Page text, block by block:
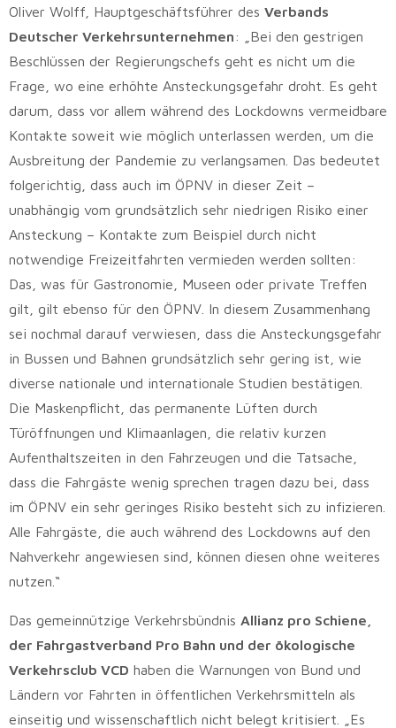
Oliver Wolff, Hauptgeschäftsführer des Verbands
Deutscher Verkehrsunternehmen: „Bei den gestrigen
Beschlüssen der Regierungschefs geht es nicht um die
Frage, wo eine erhöhte Ansteckungsgefahr droht. Es geht
darum, dass vor allem während des Lockdowns vermeidbare
Kontakte soweit wie möglich unterlassen werden, um die
Ausbreitung der Pandemie zu verlangsamen. Das bedeutet
folgerichtig, dass auch im ÖPNV in dieser Zeit –
unabhängig vom grundsätzlich sehr niedrigen Risiko einer
Ansteckung – Kontakte zum Beispiel durch nicht
notwendige Freizeitfahrten vermieden werden sollten:
Das, was für Gastronomie, Museen oder private Treffen
gilt, gilt ebenso für den ÖPNV. In diesem Zusammenhang
sei nochmal darauf verwiesen, dass die Ansteckungsgefahr
in Bussen und Bahnen grundsätzlich sehr gering ist, wie
diverse nationale und internationale Studien bestätigen.
Die Maskenpflicht, das permanente Lüften durch
Türöffnungen und Klimaanlagen, die relativ kurzen
Aufenthaltszeiten in den Fahrzeugen und die Tatsache,
dass die Fahrgäste wenig sprechen tragen dazu bei, dass
im ÖPNV ein sehr geringes Risiko besteht sich zu infizieren.
Alle Fahrgäste, die auch während des Lockdowns auf den
Nahverkehr angewiesen sind, können diesen ohne weiteres
nutzen.“
Das gemeinnützige Verkehrsbündnis Allianz pro Schiene,
der Fahrgastverband Pro Bahn und der ökologische
Verkehrsclub VCD haben die Warnungen von Bund und
Ländern vor Fahrten in öffentlichen Verkehrsmitteln als
einseitig und wissenschaftlich nicht belegt kritisiert. „Es